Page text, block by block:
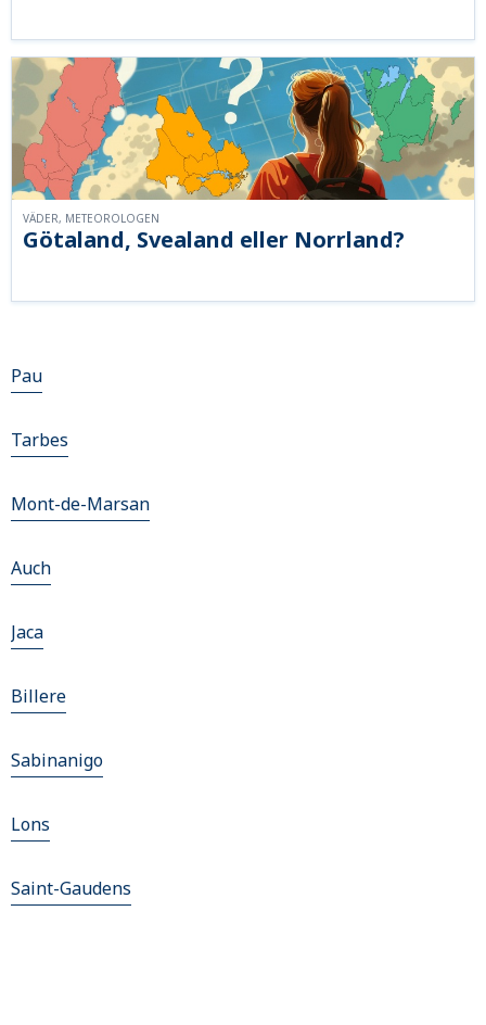
Götaland, Svealand eller Norrland?
VÄDER, METEOROLOGEN
Pau
Tarbes
Mont-de-Marsan
Auch
Jaca
Billere
Sabinanigo
Lons
Saint-Gaudens